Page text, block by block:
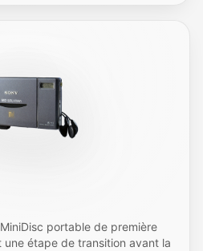
portable de première
étape de transition avant la